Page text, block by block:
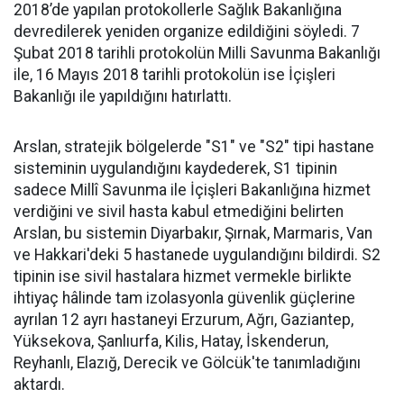
2018’de yapılan protokollerle Sağlık Bakanlığına
devredilerek yeniden organize edildiğini söyledi. 7
Şubat 2018 tarihli protokolün Milli Savunma Bakanlığı
ile, 16 Mayıs 2018 tarihli protokolün ise İçişleri
Bakanlığı ile yapıldığını hatırlattı.
Arslan, stratejik bölgelerde "S1" ve "S2" tipi hastane
sisteminin uygulandığını kaydederek, S1 tipinin
sadece Millî Savunma ile İçişleri Bakanlığına hizmet
verdiğini ve sivil hasta kabul etmediğini belirten
Arslan, bu sistemin Diyarbakır, Şırnak, Marmaris, Van
ve Hakkari'deki 5 hastanede uygulandığını bildirdi. S2
tipinin ise sivil hastalara hizmet vermekle birlikte
ihtiyaç hâlinde tam izolasyonla güvenlik güçlerine
ayrılan 12 ayrı hastaneyi Erzurum, Ağrı, Gaziantep,
Yüksekova, Şanlıurfa, Kilis, Hatay, İskenderun,
Reyhanlı, Elazığ, Derecik ve Gölcük'te tanımladığını
aktardı.